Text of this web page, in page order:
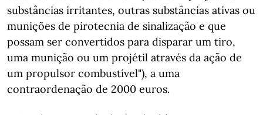
substâncias irritantes, outras substâncias ativas ou
munições de pirotecnia de sinalização e que
possam ser convertidos para disparar um tiro,
uma munição ou um projétil através da ação de
um propulsor combustível"), a uma
contraordenação de 2000 euros.